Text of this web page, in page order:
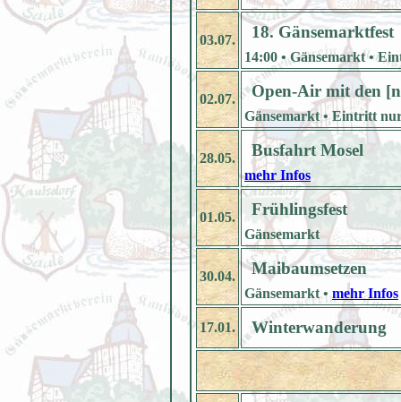
03.07. 18. Gänsemarktfest
14:00 • Gänsemarkt •
02.07. Open-Air mit den
Gänsemarkt • Eintritt
28.05. Busfahrt Mosel
mehr Infos
01.05. Frühlingsfest
Gänsemarkt
30.04. Maibaumsetzen
Gänsemarkt •mehr Infos
17.01. Winterwanderung